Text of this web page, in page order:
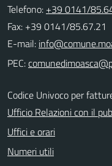
Telefono: +39 0141/
Fax: +39 0141/85.67.21
E-mail:
PEC:
Codice Univoco per
Ufficio Relazioni con il
Uffici e orari
Numeri utili